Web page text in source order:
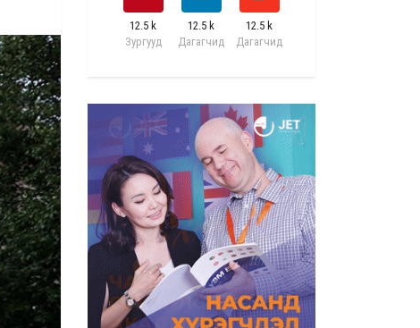
12.5 k
Зургууд
12.5 k
Дагагчид
12.5 k
Дагагчид